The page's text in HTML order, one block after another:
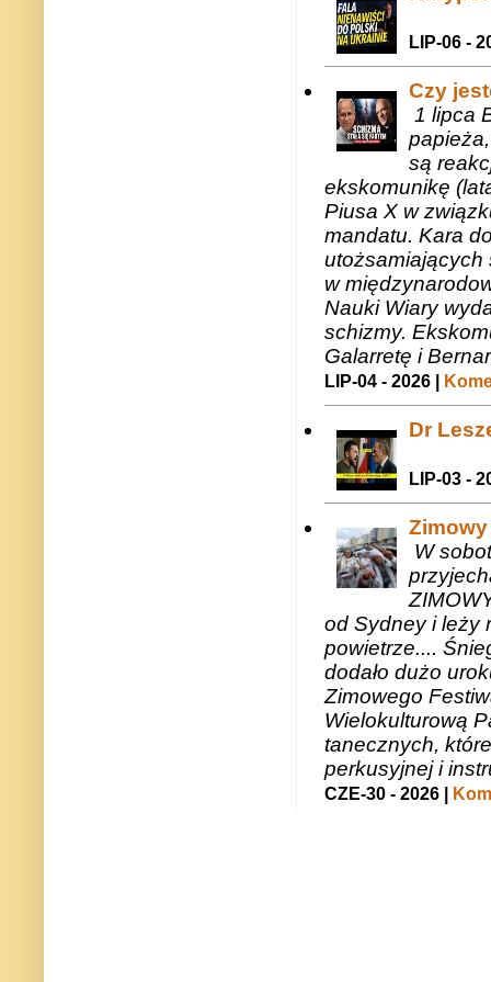
LIP-06 -
Czy
1 lipca
są
ekskomunikę
Piusa X w
mandatu. Kara
utożsamiających
w
Nauki Wiary
schizmy.
Galarretę i
LIP-04 - 2026 |
Dr
LIP-03 -
W
od Sydney i leży
powietrze....
dodało dużo
Zimowego
Wielokulturową
tanecznych,
perkusyjnej i
CZE-30 - 2026 |